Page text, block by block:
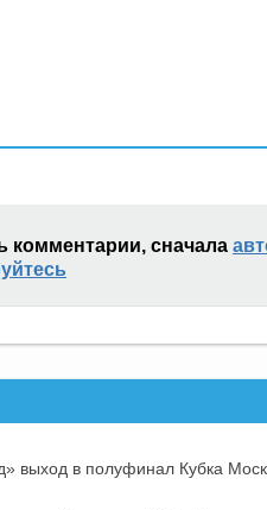
комментарии, сначала
выход в полуфинал Кубка